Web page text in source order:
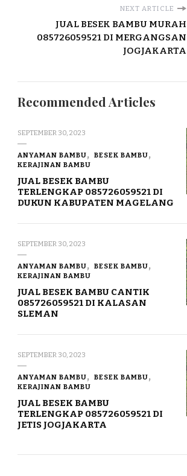
NEXT ARTICLE
JUAL BESEK BAMBU MURAH
085726059521 DI MERGANGSAN
JOGJAKARTA
Recommended Articles
SEPTEMBER 30, 2023
ANYAMAN BAMBU
BESEK BAMBU
KERAJINAN BAMBU
JUAL BESEK BAMBU
TERLENGKAP 085726059521 DI
DUKUN KABUPATEN MAGELANG
SEPTEMBER 30, 2023
ANYAMAN BAMBU
BESEK BAMBU
KERAJINAN BAMBU
JUAL BESEK BAMBU CANTIK
085726059521 DI KALASAN
SLEMAN
SEPTEMBER 30, 2023
ANYAMAN BAMBU
BESEK BAMBU
KERAJINAN BAMBU
JUAL BESEK BAMBU
TERLENGKAP 085726059521 DI
JETIS JOGJAKARTA